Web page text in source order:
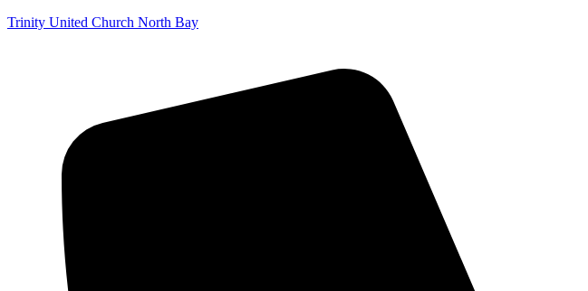
Trinity United Church North Bay